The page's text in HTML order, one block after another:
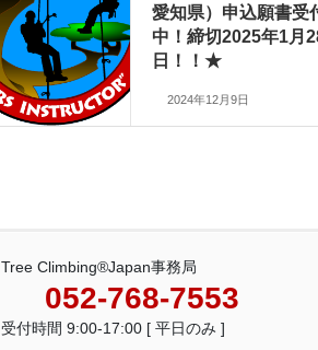
愛知県）申込願書受
中！締切2025年1月
日！！★
2024年12月9日
Tree Climbing®Japan事務局
052-768-7553
受付時間 9:00-17:00 [ 平日のみ ]